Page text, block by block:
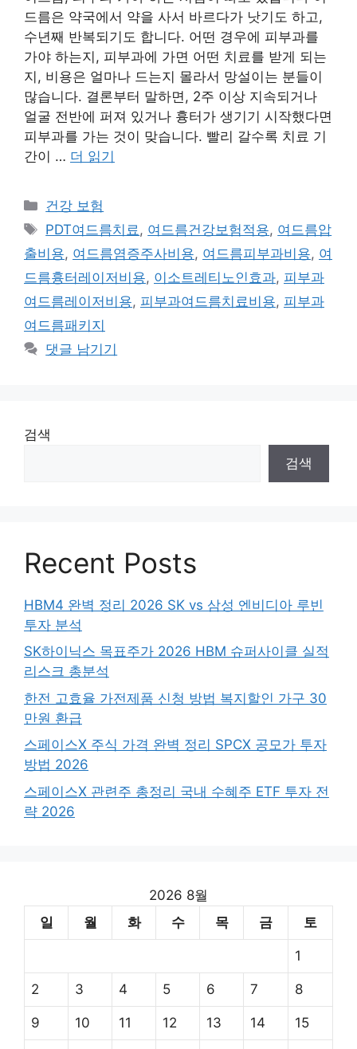
드름은 약국에서 약을 사서 바르다가 낫기도 하고,
수년째 반복되기도 합니다. 어떤 경우에 피부과를
가야 하는지, 피부과에 가면 어떤 치료를 받게 되는
지, 비용은 얼마나 드는지 몰라서 망설이는 분들이
많습니다. 결론부터 말하면, 2주 이상 지속되거나
얼굴 전반에 퍼져 있거나 흉터가 생기기 시작했다면
피부과를 가는 것이 맞습니다. 빨리 갈수록 치료 기
간이 … 더 읽기
카
테
리
건강 보험
태
그
PDT여드름치료 , 여드름건강보험적용, 여드름압
출비용, 여드름염증주사비용, 여드름피부과비용, 여
드름흉터레이저비용, 이소트레티노인효과, 피부과
여드름레이저비용, 피부과여드름치료비용, 피부과
여드름패키지
댓글 남기기
검색
검색
Recent Posts
HBM4 완벽 정리 2026 SK vs 삼성 엔비디아 루빈
투자 분석
SK하이닉스 목표주가 2026 HBM 슈퍼사이클 실적
리스크 총분석
한전 고효율 가전제품 신청 방법 복지할인 가구 30
만원 환급
스페이스X 주식 가격 완벽 정리 SPCX 공모가 투자
방법 2026
스페이스X 관련주 총정리 국내 수혜주 ETF 투자 전
략 2026
2026 8월
일
월 화 수 목 금 토
1
2 3 4 5 6 7 8
9 10 11 12 13 14 15